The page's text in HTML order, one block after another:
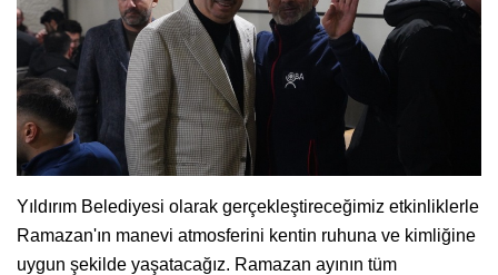
Yıldırım Belediyesi olarak gerçekleştireceğimiz etkinliklerle
Ramazan'ın manevi atmosferini kentin ruhuna ve kimliğine
uygun şekilde yaşatacağız. Ramazan ayının tüm